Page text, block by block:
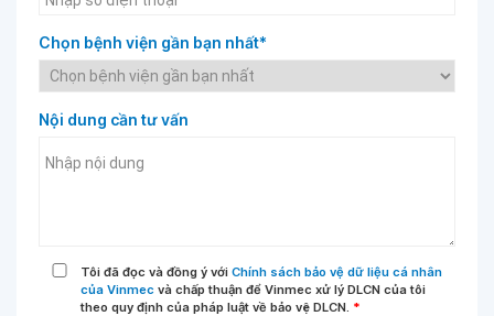
Chọn bệnh viện gần bạn nhất*
Nội dung cần tư vấn
Tôi đã đọc và đồng ý với Chính sách bảo vệ dữ liệu cá nhân
của Vinmec và chấp thuận để Vinmec xử lý DLCN của tôi
theo quy định của pháp luật về bảo vệ DLCN. *